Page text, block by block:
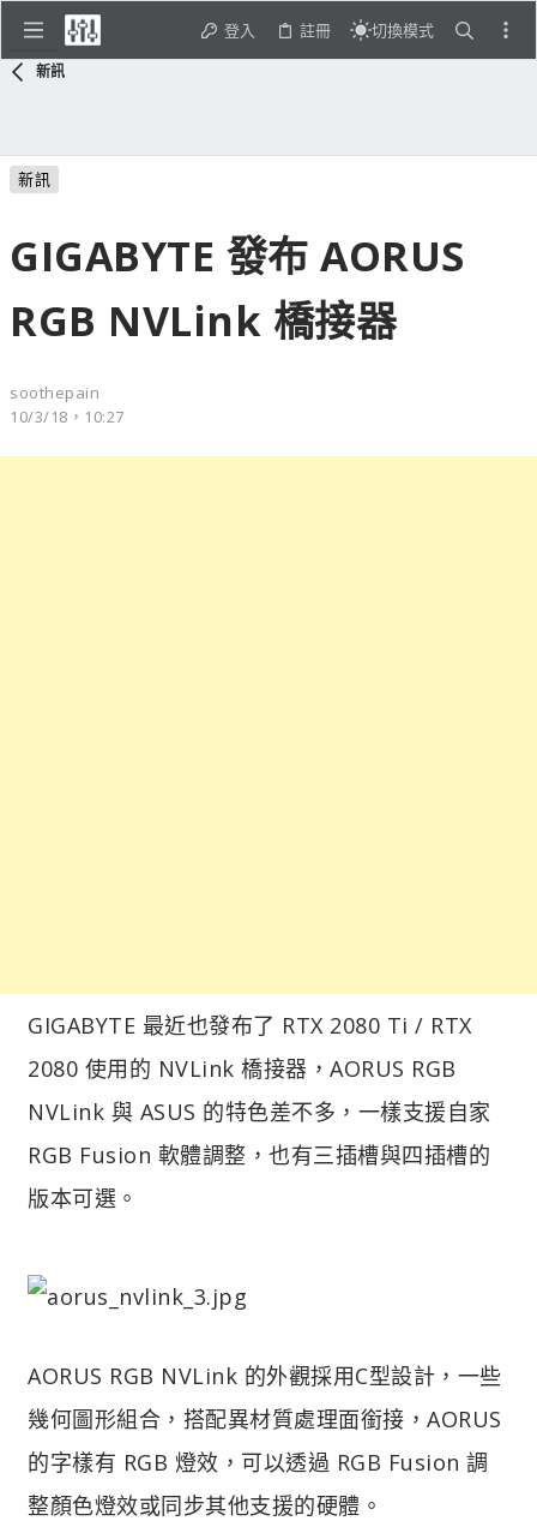
登入 註冊 切換模式
新訊
新訊
GIGABYTE 發布 AORUS
RGB NVLink 橋接器
soothepain
10/3/18，10:27
GIGABYTE 最近也發布了 RTX 2080 Ti / RTX
2080 使用的 NVLink 橋接器，AORUS RGB
NVLink 與 ASUS 的特色差不多，一樣支援自家
RGB Fusion 軟體調整，也有三插槽與四插槽的
版本可選。
AORUS RGB NVLink 的外觀採用C型設計，一些
幾何圖形組合，搭配異材質處理面銜接，AORUS
的字樣有 RGB 燈效，可以透過 RGB Fusion 調
整顏色燈效或同步其他支援的硬體。